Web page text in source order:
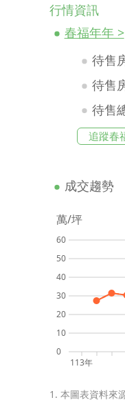
行情資訊
春福年年 >
待售
待售
待售
追蹤春
成交趨勢
萬/坪
0
10
20
30
40
50
60
113年
1. 本圖表資料來